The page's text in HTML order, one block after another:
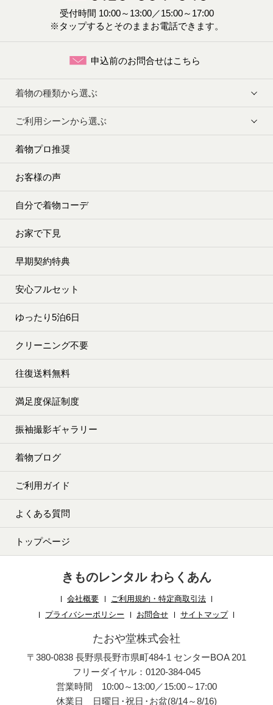
受付時間 10:00～13:00／15:00～17:00
※タップするとそのままお電話できます。
申込前のお問合せはこちら
着物の種類から選ぶ
ご利用シーンから選ぶ
着物プロ推奨
お客様の声
自分で着物コーデ
お家で下見
早期契約特典
安心フルセット
ゆったり5泊6日
クリーニング不要
往復送料無料
満足度保証制度
振袖撮影ギャラリー
着物ブログ
ご利用ガイド
よくある質問
トップページ
きものレンタル わらくあん
会社概要
ご利用規約・特定商取引法
プライバシーポリシー
お問合せ サイトマップ
たおや堂株式会社
〒380-0838 長野県長野市県町484-1 センターBOA 201
フリーダイヤル：0120-384-045
営業時間 10:00～13:00／15:00～17:00
休業日 日曜日 ・祝日 ・お盆(8/14～8/16)